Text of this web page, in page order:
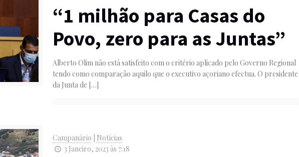
“1 milhão para Casas do
Povo, zero para as Juntas”
Alberto Olim não está satisfeito com o critério aplicado pelo Governo Regional
tendo como comparação aquilo que o executivo açoriano efectua. O presidente
da Junta de […]
Campanário
Notícias
3 Janeiro, 2023 às 7:18